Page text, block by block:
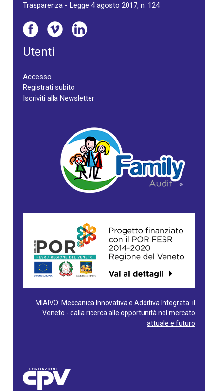
Trasparenza - Legge 4 agosto 2017, n. 124
Utenti
Accesso
Registrati subito
Iscriviti alla Newsletter
MIAIVO: Meccanica Innovativa e Additiva Integrata: il
Veneto - dalla ricerca alle opportunità nel mercato
attuale e futuro